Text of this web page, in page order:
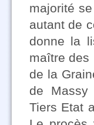
majorité
autant de
donne la
maître des
de la
de Massy
Tiers Etat